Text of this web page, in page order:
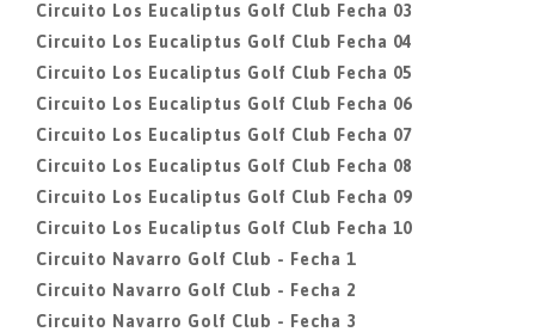
Circuito Los Eucaliptus Golf Club Fecha 03
Circuito Los Eucaliptus Golf Club Fecha 04
Circuito Los Eucaliptus Golf Club Fecha 05
Circuito Los Eucaliptus Golf Club Fecha 06
Circuito Los Eucaliptus Golf Club Fecha 07
Circuito Los Eucaliptus Golf Club Fecha 08
Circuito Los Eucaliptus Golf Club Fecha 09
Circuito Los Eucaliptus Golf Club Fecha 10
Circuito Navarro Golf Club - Fecha 1
Circuito Navarro Golf Club - Fecha 2
Circuito Navarro Golf Club - Fecha 3